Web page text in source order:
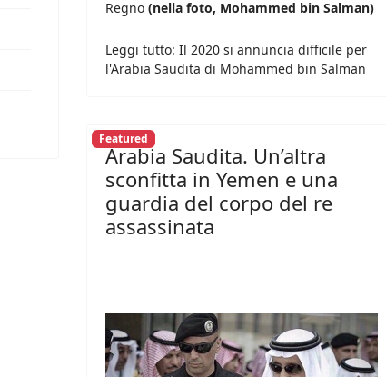
Regno (nella foto, Mohammed bin Salman)
Leggi tutto: Il 2020 si annuncia difficile per
l'Arabia Saudita di Mohammed bin Salman
Featured
Arabia Saudita. Un’altra
sconfitta in Yemen e una
guardia del corpo del re
assassinata